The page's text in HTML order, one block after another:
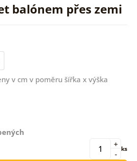
balónem přes zemi
v cm v poměru šířka x výška
-
+ ks